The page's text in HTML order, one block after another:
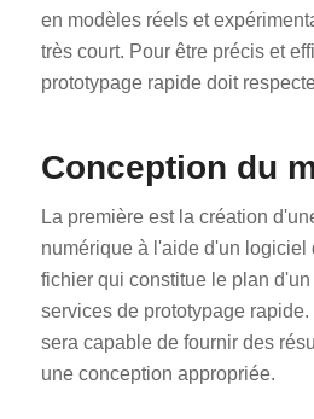
en modèles réels et
très court. Pour être précis et
prototypage rapide doit
Conception du
La première est la création
numérique à l'aide d'un logiciel
fichier qui constitue le plan
services de prototypage
sera capable de fournir des
une conception appropriée.